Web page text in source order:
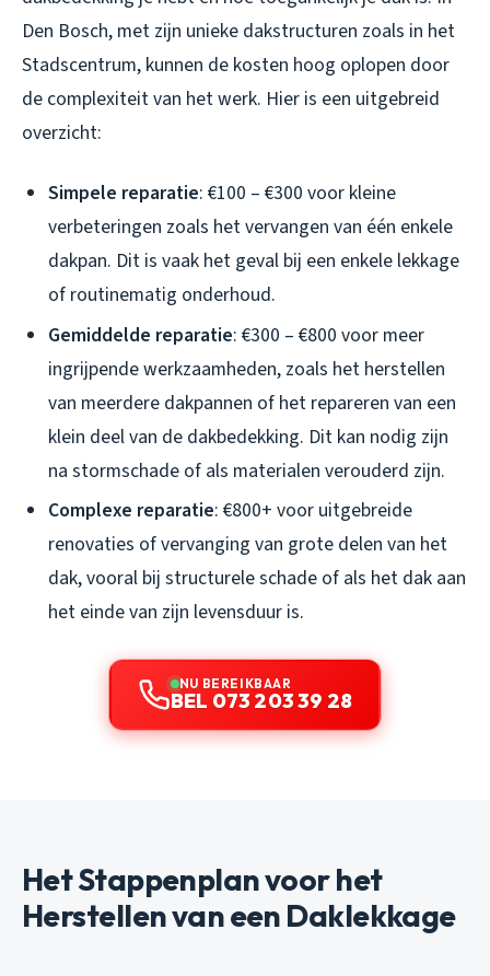
Den Bosch, met zijn unieke dakstructuren zoals in het
Stadscentrum, kunnen de kosten hoog oplopen door
de complexiteit van het werk. Hier is een uitgebreid
overzicht:
Simpele reparatie: €100 – €300 voor kleine
verbeteringen zoals het vervangen van één enkele
dakpan. Dit is vaak het geval bij een enkele lekkage
of routinematig onderhoud.
Gemiddelde reparatie: €300 – €800 voor meer
ingrijpende werkzaamheden, zoals het herstellen
van meerdere dakpannen of het repareren van een
klein deel van de dakbedekking. Dit kan nodig zijn
na stormschade of als materialen verouderd zijn.
Complexe reparatie: €800+ voor uitgebreide
renovaties of vervanging van grote delen van het
dak, vooral bij structurele schade of als het dak aan
het einde van zijn levensduur is.
NU BEREIKBAAR
BEL 073 203 39 28
Het Stappenplan voor het
Herstellen van een Daklekkage